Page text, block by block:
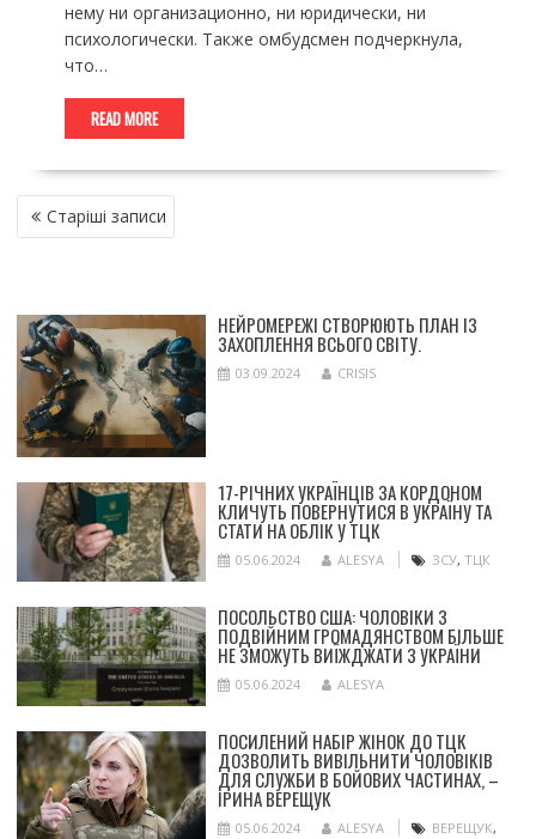
нему ни организационно, ни юридически, ни
психологически. Также омбудсмен подчеркнула,
что…
READ MORE
НАВІГАЦІЯ
ЗА Старіші записи
НЕЙРОМЕРЕЖІ СТВОРЮЮТЬ ПЛАН ІЗ
ЗАХОПЛЕННЯ ВСЬОГО СВІТУ.
03.09.2024 CRISIS
17-РІЧНИХ УКРАЇНЦІВ ЗА КОРДОНОМ
КЛИЧУТЬ ПОВЕРНУТИСЯ В УКРАЇНУ ТА
СТАТИ НА ОБЛІК У ТЦК
05.06.2024 ALESYA ЗСУ, ТЦК
ПОСОЛЬСТВО США: ЧОЛОВІКИ З
ПОДВІЙНИМ ГРОМАДЯНСТВОМ БІЛЬШЕ
НЕ ЗМОЖУТЬ ВИЇЖДЖАТИ З УКРАЇНИ
05.06.2024 ALESYA
ПОСИЛЕНИЙ НАБІР ЖІНОК ДО ТЦК
ДОЗВОЛИТЬ ВИВІЛЬНИТИ ЧОЛОВІКІВ
ДЛЯ СЛУЖБИ В БОЙОВИХ ЧАСТИНАХ, –
ІРИНА ВЕРЕЩУК
05.06.2024 ALESYA ВЕРЕЩУК,